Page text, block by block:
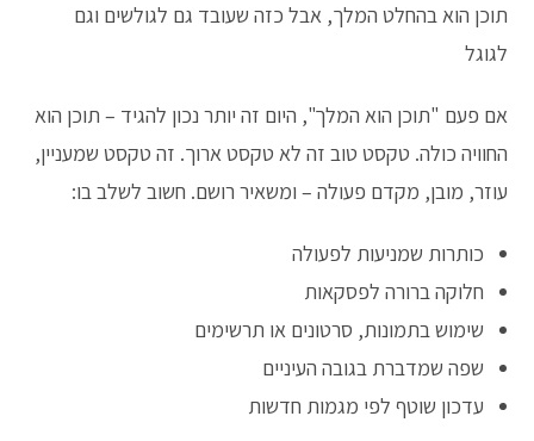
תוכן הוא בהחלט המלך, אבל כזה שעובד גם לגולשים וגם
לגוגל
אם פעם "תוכן הוא המלך", היום זה יותר נכון להגיד – תוכן הוא
החוויה כולה. טקסט טוב זה לא טקסט ארוך. זה טקסט שמעניין,
עוזר, מובן, מקדם פעולה – ומשאיר רושם. חשוב לשלב בו:
כותרות שמניעות לפעולה
חלוקה ברורה לפסקאות
שימוש בתמונות, סרטונים או תרשימים
שפה שמדברת בגובה העיניים
עדכון שוטף לפי מגמות חדשות